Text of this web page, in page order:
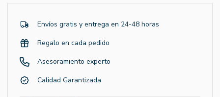
Envíos gratis y entrega en 24-48 horas
Regalo en cada pedido
Asesoramiento experto
Calidad Garantizada